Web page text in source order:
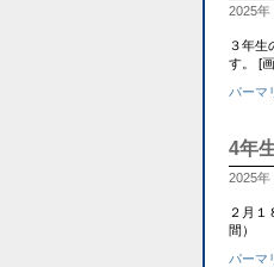
2025年
３年生
す。 [
パーマ
4年
2025年
２月
間）
パーマ